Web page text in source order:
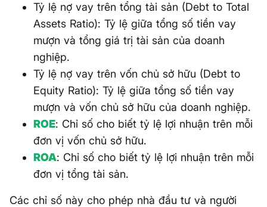
Tỷ lệ nợ vay trên tổng tài sản (Debt to Total
Assets Ratio): Tỷ lệ giữa tổng số tiền vay
mượn và tổng giá trị tài sản của doanh
nghiệp.
Tỷ lệ nợ vay trên vốn chủ sở hữu (Debt to
Equity Ratio): Tỷ lệ giữa tổng số tiền vay
mượn và vốn chủ sở hữu của doanh nghiệp.
ROE: Chỉ số cho biết tỷ lệ lợi nhuận trên mỗi
đơn vị vốn chủ sở hữu.
ROA: Chỉ số cho biết tỷ lệ lợi nhuận trên mỗi
đơn vị tổng tài sản.
Các chỉ số này cho phép nhà đầu tư và người